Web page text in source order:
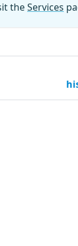
theServices